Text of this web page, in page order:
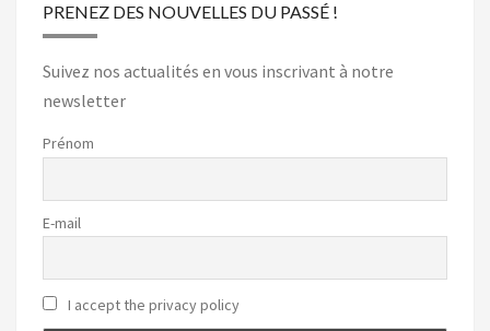
PRENEZ DES NOUVELLES DU PASSÉ !
Suivez nos actualités en vous inscrivant à notre
newsletter
Prénom
E-mail
I accept the privacy policy